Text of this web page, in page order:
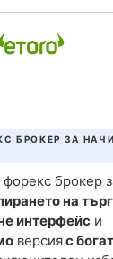
БРОКЕР ЗА
брокер
на
интерфейси
версияс